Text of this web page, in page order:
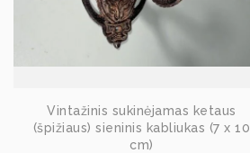
Vintažinis sukinėjamas ketaus
(špižiaus) sieninis kabliukas (7 x 10
cm)